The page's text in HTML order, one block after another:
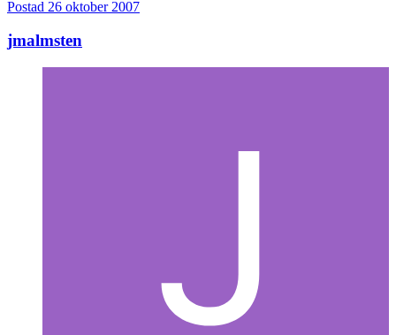
Postad 26 oktober 2007
jmalmsten